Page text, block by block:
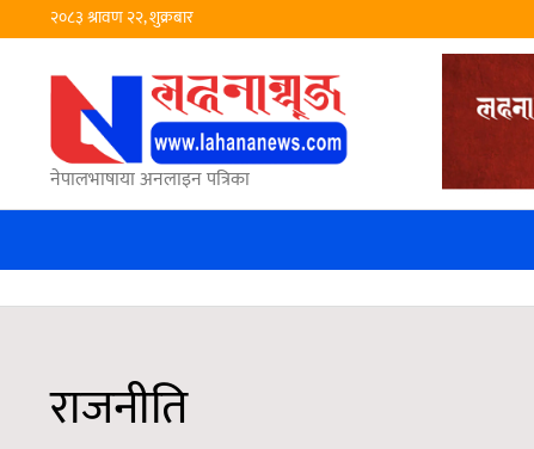
२०८३ श्रावण २२, शुक्रबार
नेपालभाषाया अनलाइन पत्रिका
राजनीति